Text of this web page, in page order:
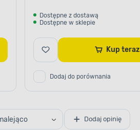
Dostępne z dostawą
Dostępne w sklepie
Kup teraz
Dodaj do porównania
Dodaj opinię